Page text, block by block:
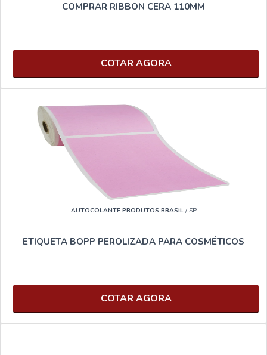
COMPRAR RIBBON CERA 110MM
COTAR AGORA
AUTOCOLANTE PRODUTOS BRASIL/ SP
ETIQUETA BOPP PEROLIZADA PARA COSMÉTICOS
COTAR AGORA